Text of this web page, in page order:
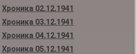
Хроника 02.12.1941
Хроника 03.12.1941
Хроника 04.12.1941
Хроника 05.12.1941